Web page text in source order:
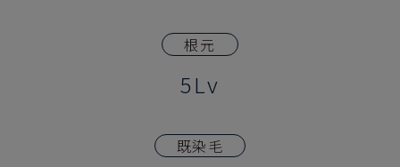
根元
5Lv
既染毛